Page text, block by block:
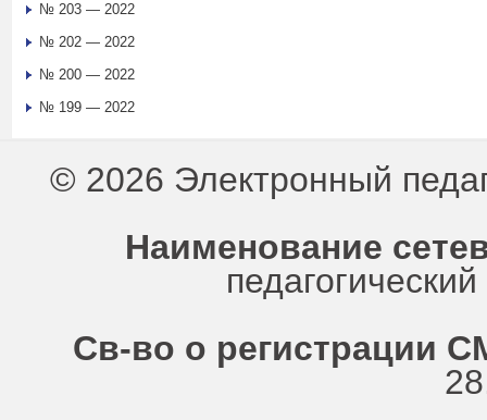
№ 203 — 2022
№ 202 — 2022
№ 200 — 2022
№ 199 — 2022
© 2026 Электронный
Наименование
Св-во о регистрации